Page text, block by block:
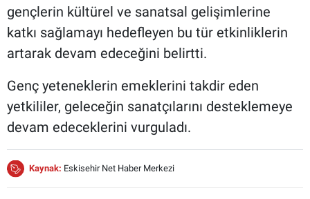
gençlerin kültürel ve sanatsal gelişimlerine
katkı sağlamayı hedefleyen bu tür etkinliklerin
artarak devam edeceğini belirtti.
Genç yeteneklerin emeklerini takdir eden
yetkililer, geleceğin sanatçılarını desteklemeye
devam edeceklerini vurguladı.
Kaynak: Eskisehir Net Haber Merkezi